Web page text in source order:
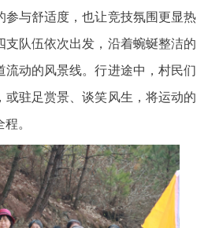
参与舒适度，也让竞技氛围更显热
队伍依次出发，沿着蜿蜒整洁的
流动的风景线。行进途中，村民们
驻足赏景、谈笑风生，将运动的
。